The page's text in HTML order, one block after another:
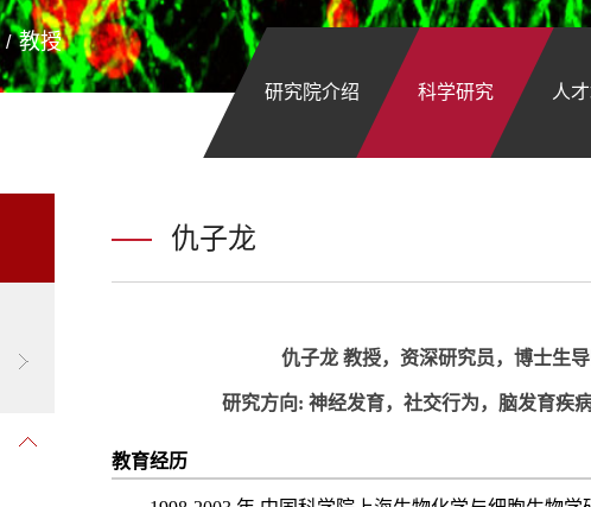
/ 教授
研究院介绍 科学研究 人
仇子龙
仇子龙 教授，资深研究员，博士生
研究方向: 神经发育，社交行为，脑发育疾
教育经历